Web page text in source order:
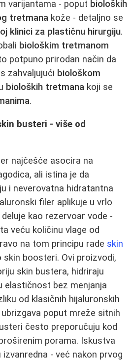
varijantama - poput bioloških
tretmana kože - detaljno se
klinici za plastičnu hirurgiju.
biološkim tretmanom
potpuno prirodan način da
zahvaljujući biološkom
bioloških tretmana koji se
.
busteri - više od
najčešće asocira na
ali istina je da
i neverovatna hidratantna
filer aplikuje u vrlo
kao rezervoar vode -
veću količinu vlage od
na tom principu rade skin
skin boosteri. Ovi proizvodi,
skin bustera, hidriraju
elastičnost bez menjanja
od klasičnih hijaluronskih
poput mreže sitnih
često preporučuju kod
porama. Iskustva
- već nakon prvog